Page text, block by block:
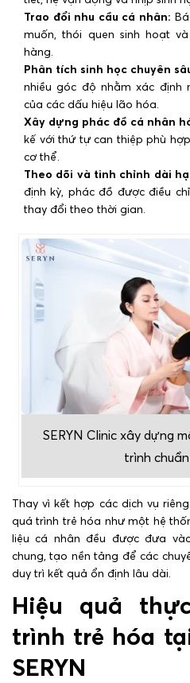
Trao đổi nhu cầu cá nhân:
muốn, thói quen sinh hoạt
hàng.
Phân tích sinh học chuyên
nhiều góc độ nhằm xác định
của các dấu hiệu lão hóa.
Xây dựng phác đồ cá nhân
kế với thứ tự can thiệp phù
cơ thể.
Theo dõi và tinh chỉnh dài
định kỳ, phác đồ được điều
thay đổi theo thời gian.
SERYN Clinic xây dựng
trình
Thay vì kết hợp các dịch vụ
quá trình trẻ hóa như một hệ
liệu cá nhân đều được đưa
chung, tạo nền tảng để các
duy trì kết quả ổn định lâu dài.
Hiệu quả
trình trẻ hóa
SERYN